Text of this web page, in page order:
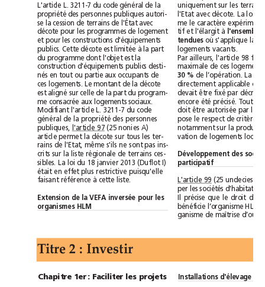
L'article L. 3211-7 du code général de la
propriété des personnes publiques autori-
se la cession de terrains de l'État avec
décote pour les programmes de logement
et pour les constructions d'équipements
publics. Cette décote est limitée à la part
du programme dont l'objet est la
construction d'équipements publics desti-
nés en tout ou partie aux occupants de
ces logements. Le montant de la décote
est aligné sur celle de la part du program-
me consacrée aux logements sociaux.
Modifiant l'article L. 3211-7 du code
général de la propriété des personnes
publiques, l'article 97
(25 nonies A)
article permet la décote sur tous les ter-
rains de l'Etat, même s'ils ne sont pas ins-
crits sur la liste régionale de terrains ces-
sibles. La loi du 18janvier 2013 (Duflot I)
était en effet plus restrictive puisqu'elle
faisant référence à cette liste.
Extension de la VEFA inversée pour les
organismes HLM
tif et l'élargit à
tendues
logements vacants.
participatif
L'article 99
)879:; ';5+:6789
Chapitre1er: Faciliter les projets Installations d'élevage